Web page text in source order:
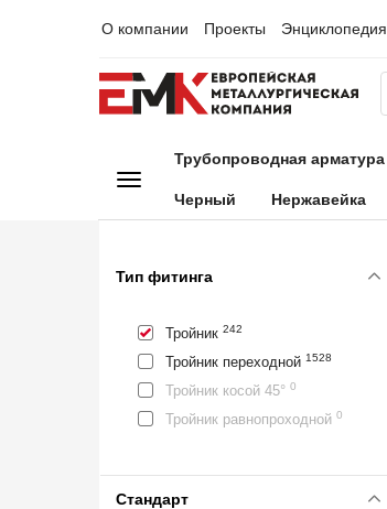
О компании Проекты Энциклопедия
Трубопроводная арматура
Черный Нержавейка
Тип фитинга
Тройник 242
Тройник переходной 1528
Тройник косой 45° 0
Тройник равнопроходной 0
Стандарт